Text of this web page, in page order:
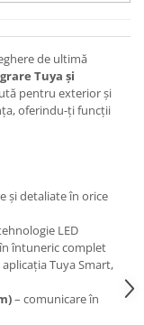
de ultimă
Tuya și
pentru exterior și
oferindu-ți funcții
și detaliate în orice
LED
întuneric complet
Tuya Smart,
– comunicare în